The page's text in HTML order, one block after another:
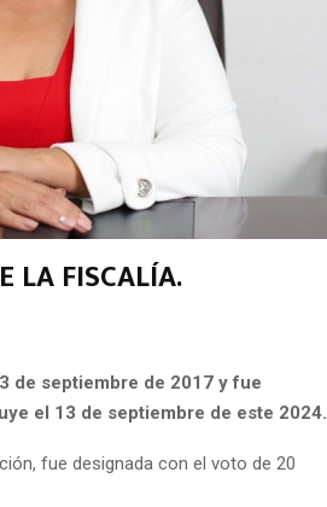
LA FISCALÍA.
de septiembre de 2017 y fue
el 13 de septiembre de este 2024.
fue designada con el voto de 20